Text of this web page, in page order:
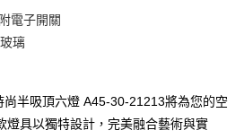
電子開關
璃
半吸頂六燈 A45-30-21213將為您的空
燈具以獨特設計，完美融合藝術與實